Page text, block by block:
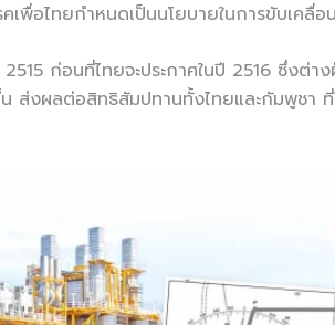
พื่อไทยกำหนดเป็นนโยบายในการขับเคลื่อน
ก่อนที่ไทยจะประกาศในปี 2516 ซึ่งต่า
ส่งผลต่อสิทธิสัมปทานทั้งไทยและกัมพูชา ที่